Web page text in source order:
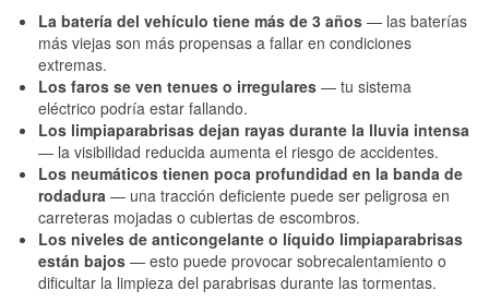
La batería del vehículo tiene más de 3 años — las baterías
más viejas son más propensas a fallar en condiciones
extremas.
Los faros se ven tenues o irregulares — tu sistema
eléctrico podría estar fallando.
Los limpiaparabrisas dejan rayas durante la lluvia intensa
— la visibilidad reducida aumenta el riesgo de accidentes.
Los neumáticos tienen poca profundidad en la banda de
rodadura — una tracción deficiente puede ser peligrosa en
carreteras mojadas o cubiertas de escombros.
Los niveles de anticongelante o líquido limpiaparabrisas
están bajos — esto puede provocar sobrecalentamiento o
dificultar la limpieza del parabrisas durante las tormentas.